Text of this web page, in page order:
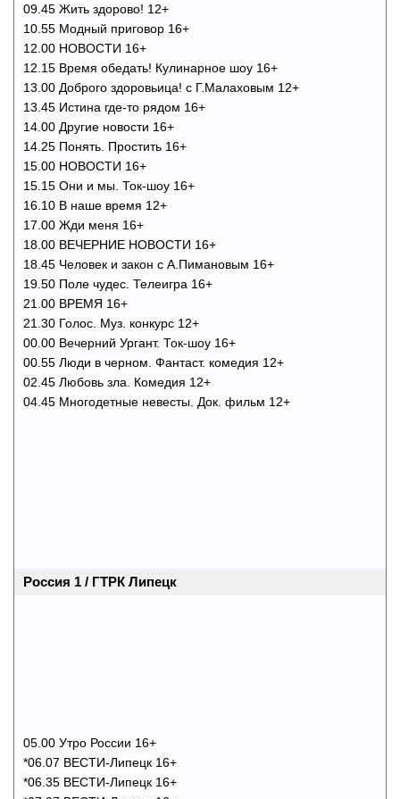
09.45 Жить здорово! 12+
10.55 Модный приговор 16+
12.00 НОВОСТИ 16+
12.15 Время обедать! Кулинарное шоу 16+
13.00 Доброго здоровьица! с Г.Малаховым 12+
13.45 Истина где-то рядом 16+
14.00 Другие новости 16+
14.25 Понять. Простить 16+
15.00 НОВОСТИ 16+
15.15 Они и мы. Ток-шоу 16+
16.10 В наше время 12+
17.00 Жди меня 16+
18.00 ВЕЧЕРНИЕ НОВОСТИ 16+
18.45 Человек и закон с А.Пимановым 16+
19.50 Поле чудес. Телеигра 16+
21.00 ВРЕМЯ 16+
21.30 Голос. Муз. конкурс 12+
00.00 Вечерний Ургант. Ток-шоу 16+
00.55 Люди в черном. Фантаст. комедия 12+
02.45 Любовь зла. Комедия 12+
04.45 Многодетные невесты. Док. фильм 12+
Россия 1 / ГТРК Липецк
05.00 Утро России 16+
*06.07 ВЕСТИ-Липецк 16+
*06.35 ВЕСТИ-Липецк 16+